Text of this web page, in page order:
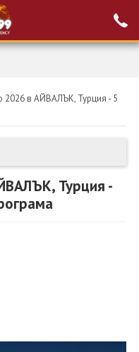
2026 в АЙВАЛЪК, Турция - 5
Турция -